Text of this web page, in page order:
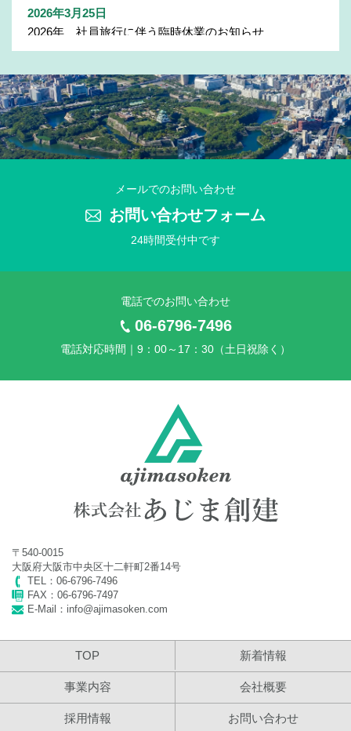
2026年3月25日
2026年 社員旅行に伴う臨時休業のお知らせ
2025年 年末年始休業のお知らせ
2025年7月31日
2025年 夏季休業のお知らせ
2025年 ゴールデンウイーク休業のお知らせ
2024年 年末年始休業のお知らせ
2024年 夏季休業のお知らせ
2024年 ゴールデンウイーク休業のお知らせ
2024年 社員旅行に伴う臨時休業のお知らせ
2023年 年末年始休業のお知らせ
2023年7月12日
2023年 夏季休業のお知らせ
2023年4月24日
2023年 ゴールデンウイーク休業のお知らせ
2022年11月30日
2022年 年末年始休業のお知らせ
メールでのお問い合わせ
お問い合わせフォーム
24時間受付中です
電話でのお問い合わせ
06-6796-7496
電話対応時間｜9：00～17：30（土日祝除く）
〒540-0015
大阪府大阪市中央区十二軒町2番14号
TEL：06-6796-7496
FAX：06-6796-7497
E-Mail：info@ajimasoken.com
TOP 新着情報
事業内容 会社概要
採用情報 お問い合わせ